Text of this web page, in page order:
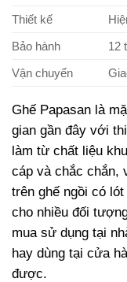
Thiết kế
Bảo hành
12
Vận chuyển
Ghế Papasan là
gian gần đây với
làm từ chất liệu
cáp và chắc chắn,
trên ghế ngồi có
cho nhiều đối
mua sử dụng tại
hay dùng tại cửa
được.